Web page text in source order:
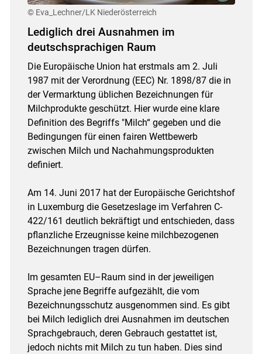
© Eva_Lechner/LK Niederösterreich
Lediglich drei Ausnahmen im
deutschsprachigen Raum
Die Europäische Union hat erstmals am 2. Juli
1987 mit der Verordnung (EEC) Nr. 1898/87 die in
der Vermarktung üblichen Bezeichnungen für
Milchprodukte geschützt. Hier wurde eine klare
Definition des Begriffs "Milch“ gegeben und die
Bedingungen für einen fairen Wettbewerb
zwischen Milch und Nachahmungsprodukten
definiert.
Am 14. Juni 2017 hat der Europäische Gerichtshof
in Luxemburg die Gesetzeslage im Verfahren C-
422/161 deutlich bekräftigt und entschieden, dass
pflanzliche Erzeugnisse keine milchbezogenen
Bezeichnungen tragen dürfen.
Im gesamten EU–Raum sind in der jeweiligen
Sprache jene Begriffe aufgezählt, die vom
Bezeichnungsschutz ausgenommen sind. Es gibt
bei Milch lediglich drei Ausnahmen im deutschen
Sprachgebrauch, deren Gebrauch gestattet ist,
jedoch nichts mit Milch zu tun haben. Dies sind